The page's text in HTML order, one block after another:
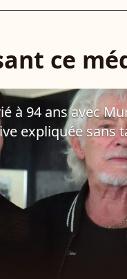
ce
à 94 ans avec
expliquée sans